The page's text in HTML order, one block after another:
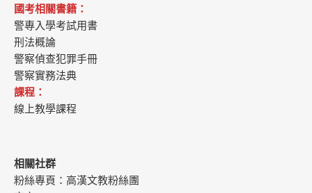
國考相關書籍：
警專入學考試用書
刑法概論
警察偵查犯罪手冊
警察實務法典
課程：
線上教學課程
相關社群
粉絲專頁： 高漢文教粉絲團